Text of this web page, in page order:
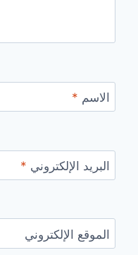
الاسم *
البريد الإلكتروني *
الموقع الإلكتروني